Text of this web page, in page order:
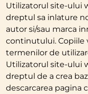
Utilizatorul site-ului
dreptul sa inlature
autor si/sau marca
continutului. Copiile
termenilor de
Utilizatorul site-ului
dreptul de a crea
descarcarea pagina